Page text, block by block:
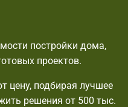
постройки дома,
проектов.
цену, подбирая лучшее
решения от 500 тыс.